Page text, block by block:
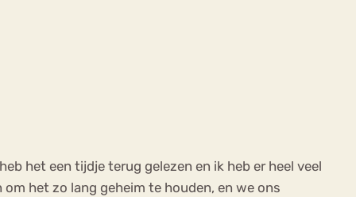
het een tijdje terug gelezen en ik heb er heel veel
het zo lang geheim te houden, en we ons